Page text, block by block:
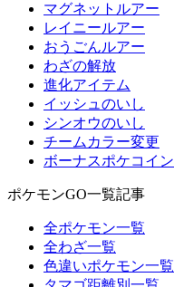
マグネットルアー
レイニールアー
おうごんルアー
わざの解放
進化アイテム
イッシュのいし
シンオウのいし
チームカラー変更
ボーナスポケコイン
ポケモンGO一覧記事
全ポケモン一覧
全わざ一覧
色違いポケモン一覧